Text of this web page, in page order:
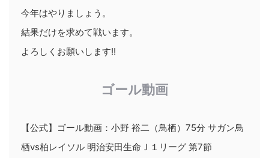
今年はやりましょう。
結果だけを求めて戦います。
よろしくお願いします!!
ゴール動画
【公式】ゴール動画：小野 裕二（鳥栖）75分 サガン鳥
栖vs柏レイソル 明治安田生命Ｊ１リーグ 第7節